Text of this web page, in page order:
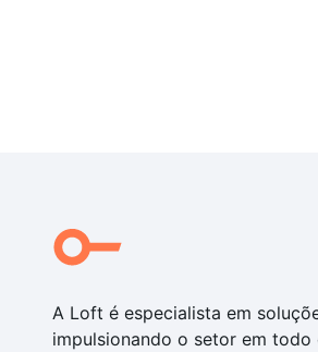
A Loft é especialista em
impulsionando o setor em todo